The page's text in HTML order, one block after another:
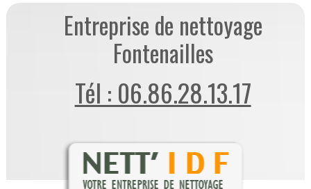
Entreprise de nettoyage
Fontenailles
Tél : 06.86.28.13.17